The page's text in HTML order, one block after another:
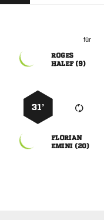
für

 
31’

 